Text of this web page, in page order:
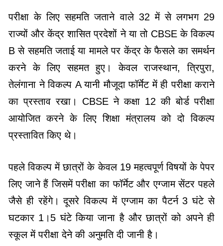
परीक्षा के लिए सहमति जताने वाले 32 में से लगभग 29
राज्यों और केंद्र शासित प्रदेशों ने या तो CBSE के विकल्प
B से सहमति जताई या मामले पर केंद्र के फैसले का समर्थन
करने के लिए सहमत हुए। केवल राजस्थान, त्रिपुरा,
तेलंगाना ने विकल्प A यानी मौजूदा फॉर्मेट में ही परीक्षा कराने
का प्रस्ताव रखा। CBSE ने कक्षा 12 की बोर्ड परीक्षा
आयोजित करने के लिए शिक्षा मंत्रालय को दो विकल्प
प्रस्तावित किए थे।
पहले विकल्प में छात्रों के केवल 19 महत्वपूर्ण विषयों के पेपर
लिए जाने हैं जिसमें परीक्षा का फॉर्मेट और एग्जाम सेंटर पहले
जैसे ही रहेंगे। दूसरे विकल्प में एग्जाम का पैटर्न 3 घंटे से
घटकार 1।5 घंटे किया जाना है और छात्रों को अपने ही
स्कूल में परीक्षा देने की अनुमति दी जानी है।